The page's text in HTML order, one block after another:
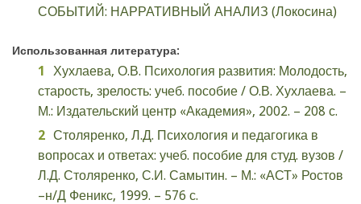
СОБЫТИЙ: НАРРАТИВНЫЙ АНАЛИЗ (Локосина)
Использованная литература:
Хухлаева, О.В. Психология развития: Молодость,
старость, зрелость: учеб. пособие / О.В. Хухлаева. –
М.: Издательский центр «Академия», 2002. – 208 с.
Столяренко, Л.Д. Психология и педагогика в
вопросах и ответах: учеб. пособие для студ. вузов /
Л.Д. Столяренко, С.И. Самытин. – М.: «АСТ» Ростов
–н/Д Феникс, 1999. – 576 с.